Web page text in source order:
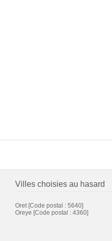
Villes choisies au hasard
Oret [Code postal : 5640]
Oreye [Code postal : 4360]